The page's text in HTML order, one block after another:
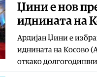
Џини е нов
иднината на
Ардијан Џини е
иднината на Косово
откако